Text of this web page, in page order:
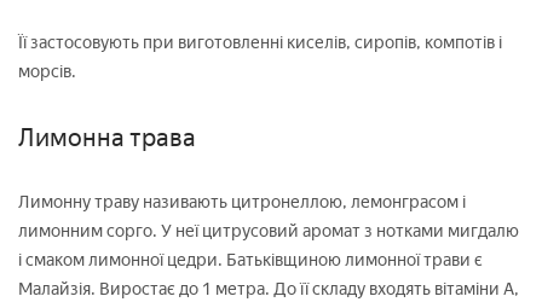
Її застосовують при виготовленні киселів, сиропів, компотів і
морсів.
Лимонна трава
Лимонну траву називають цитронеллою, лемонграсом і
лимонним сорго. У неї цитрусовий аромат з нотками мигдалю
і смаком лимонної цедри. Батьківщиною лимонної трави є
Малайзія. Виростає до 1 метра. До її складу входять вітаміни А,